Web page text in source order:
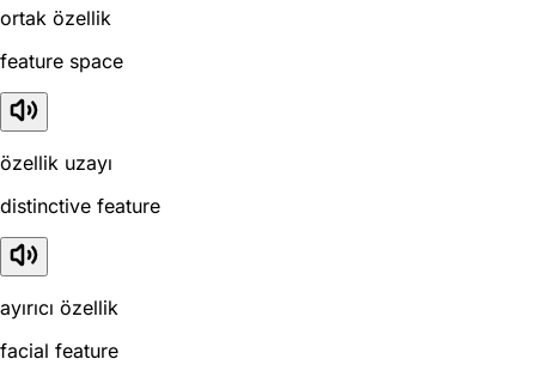
ortak özellik
feature space
özellik uzayı
distinctive feature
ayırıcı özellik
facial feature